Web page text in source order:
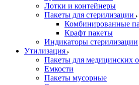
Лотки и контейнеры
Пакеты для стерилизации
Комбинированные
Крафт пакеты
Индикаторы стерилизации
Утилизация
Пакеты для медицинских
Емкости
Пакеты мусорные